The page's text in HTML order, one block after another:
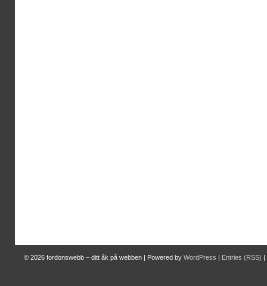
© 2026 fordonswebb – ditt åk på webben | Powered by WordPress | Entries (RSS) |